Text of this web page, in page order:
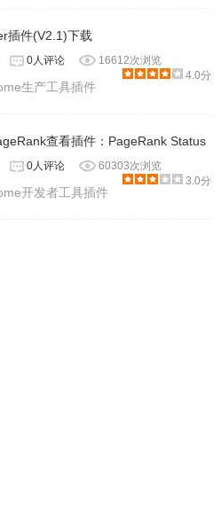
插件(V2.1)下载
0人评论
16612次浏览
4.0分
生产工具插件
查看插件：PageRank Status
0人评论
60303次浏览
3.0分
开发者工具插件